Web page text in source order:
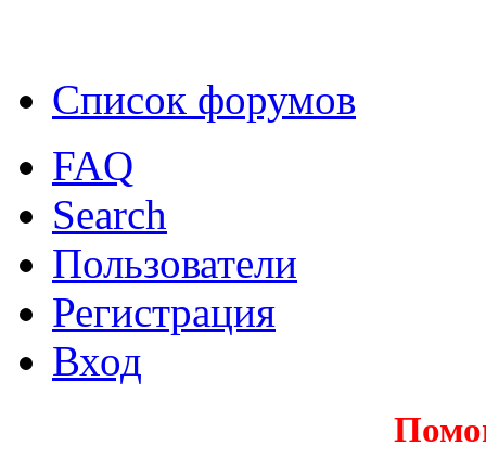
Список форумов
FAQ
Search
Пользователи
Регистрация
Вход